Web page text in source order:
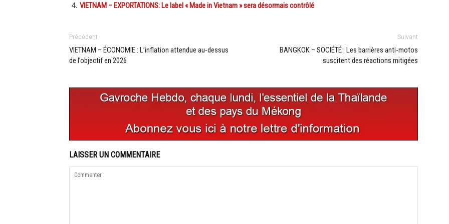
VIETNAM – EXPORTATIONS: Le label « Made in Vietnam » sera désormais contrôlé
Précédent
VIETNAM – ÉCONOMIE : L’inflation attendue au-dessus
de l’objectif en 2026
Suivant
BANGKOK – SOCIÉTÉ : Les barrières anti-motos
suscitent des réactions mitigées
LAISSER UN COMMENTAIRE